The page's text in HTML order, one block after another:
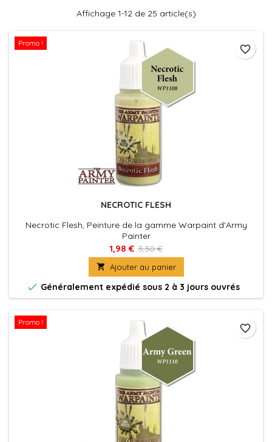
Affichage 1-12 de 25 article(s)
Promo !
NECROTIC FLESH
Necrotic Flesh, Peinture de la gamme Warpaint d'Army
Painter
1,98 € 3,30 €
 Ajouter au panier
 Généralement expédié sous 2 à 3 jours ouvrés
favorite_border
Promo !
favorite_border